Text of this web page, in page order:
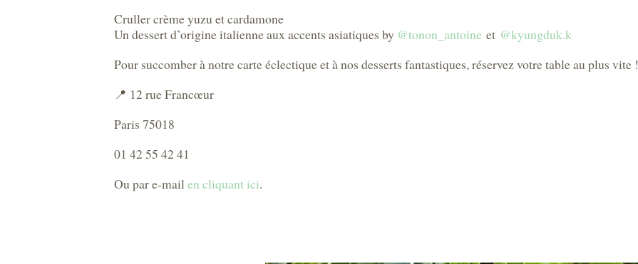
Cruller crème yuzu et cardamone
Un dessert d’origine italienne aux accents asiatiques by @tonon_antoine et @kyungduk.k
Pour succomber à notre carte éclectique et à nos desserts fantastiques, réservez votre table au plus vite !
📍 12 rue Francœur
Paris 75018
01 42 55 42 41
Ou par e-mailen cliquant ici.